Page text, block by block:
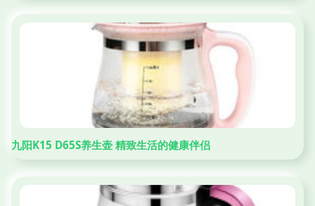
九阳K15 D65S养生壶 精致生活的健康伴侣